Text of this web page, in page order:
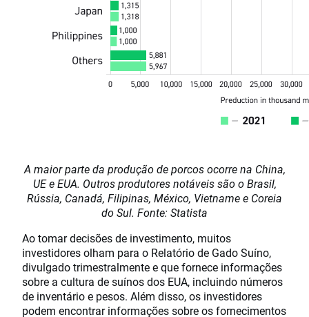
A maior parte da produção de porcos ocorre na China,
UE e EUA. Outros produtores notáveis são o Brasil,
Rússia, Canadá, Filipinas, México, Vietname e Coreia
do Sul. Fonte: Statista
Ao tomar decisões de investimento, muitos
investidores olham para o Relatório de Gado Suíno,
divulgado trimestralmente e que fornece informações
sobre a cultura de suínos dos EUA, incluindo números
de inventário e pesos. Além disso, os investidores
podem encontrar informações sobre os fornecimentos